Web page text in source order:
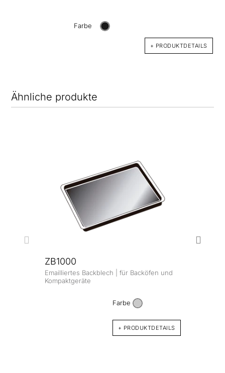
Farbe
+ PRODUKTDETAILS
Ähnliche produkte
ZB1000
Emailliertes Backblech | für Backöfen und
Kompaktgeräte
Farbe
+ PRODUKTDETAILS